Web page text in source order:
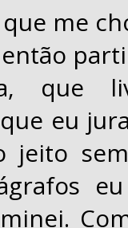
me
que
eu
jeito